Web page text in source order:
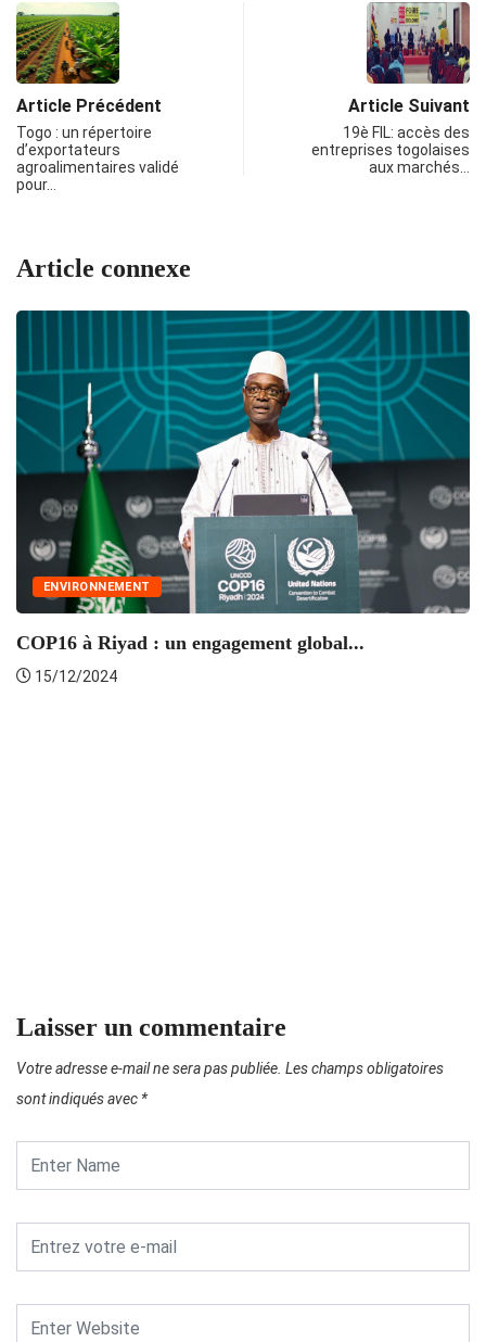
Article Précédent
Togo : un répertoire
d’exportateurs
agroalimentaires validé
pour…
Article Suivant
19è FIL: accès des
entreprises togolaises
aux marchés…
Article connexe
ENVIRONNEMENT
COP16 à Riyad : un engagement global...
15/12/2024
Laisser un commentaire
Votre adresse e-mail ne sera pas publiée. Les champs obligatoires
sont indiqués avec *